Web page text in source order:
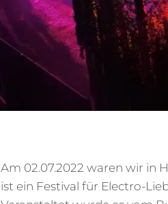
Am 02.07.2022 waren wir in
ist ein Festival für Electro-